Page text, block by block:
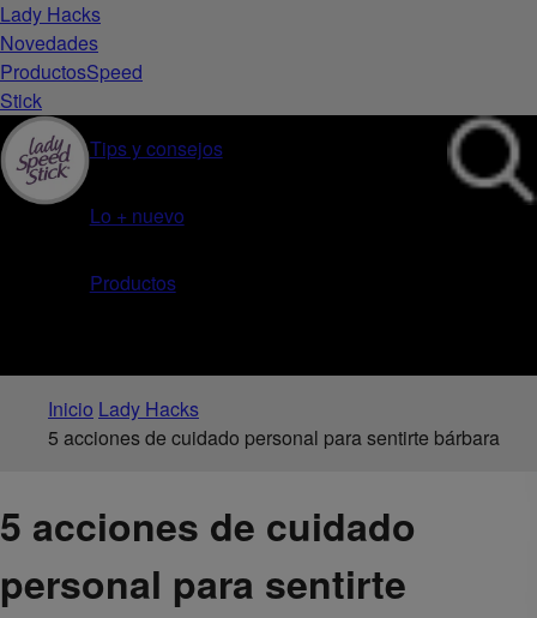
Lady Hacks
Novedades
ProductosSpeed
Stick
Tips y consejos
Lo + nuevo
Productos
Inicio Lady Hacks
5 acciones de cuidado personal para sentirte bárbara
5 acciones de cuidado
personal para sentirte